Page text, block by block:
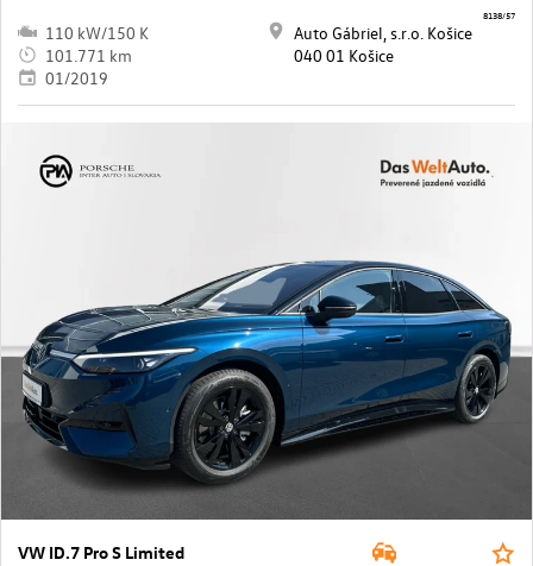
110 kW/150 K
101.771 km
01/2019
Auto Gábriel, s.r.o. Košice
040 01 Košice
8138/57
VW ID.7 Pro S Limited